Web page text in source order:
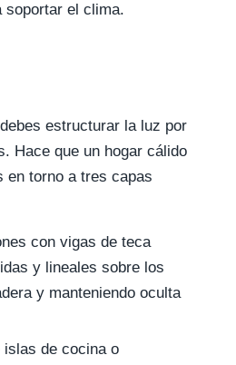
soportar el clima.
estructurar la luz por
Hace que un hogar cálido
en torno a tres capas
con vigas de teca
y lineales sobre los
y manteniendo oculta
islas de cocina o